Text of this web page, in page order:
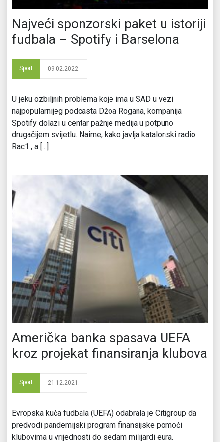
Najveći sponzorski paket u istoriji
fudbala – Spotify i Barselona
Sport 09.02.2022.
U jeku ozbiljnih problema koje ima u SAD u vezi
najpopularnijeg podcasta Džoa Rogana, kompanija
Spotify dolazi u centar pažnje medija u potpuno
drugačijem svijetlu. Naime, kako javlja katalonski radio
Rac1 , a [...]
Američka banka spasava UEFA
kroz projekat finansiranja klubova
Sport 21.12.2021.
Evropska kuća fudbala (UEFA) odabrala je Citigroup da
predvodi pandemijski program finansijske pomoći
klubovima u vrijednosti do sedam milijardi eura.